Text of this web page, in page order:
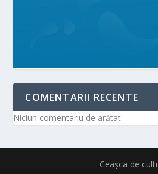
COMENTARII RECENTE
Niciun comentariu de arătat.
Ceașca de